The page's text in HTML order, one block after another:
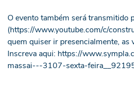
O evento também será transmitido
(https://www.youtube.com/c/
quem quiser ir presencialmente, as
Inscreva aqui: https://
massai---3107-sexta-